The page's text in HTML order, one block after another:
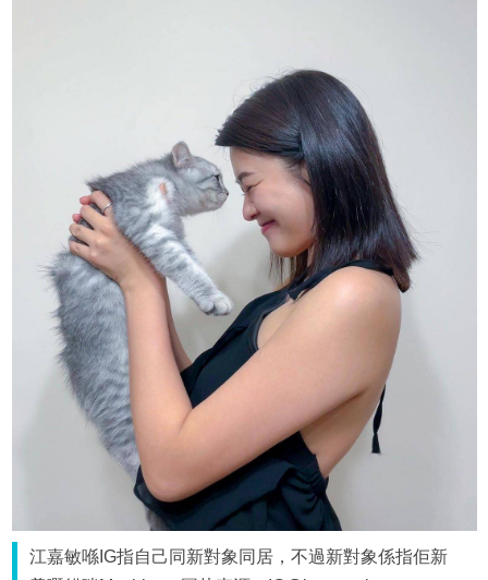
江嘉敏喺IG指自己同新對象同居，不過新對象係指佢新